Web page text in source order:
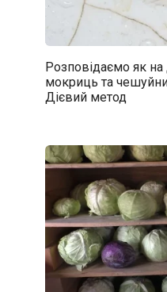
Розповідаємо як на
мокриць та
Дієвий метод